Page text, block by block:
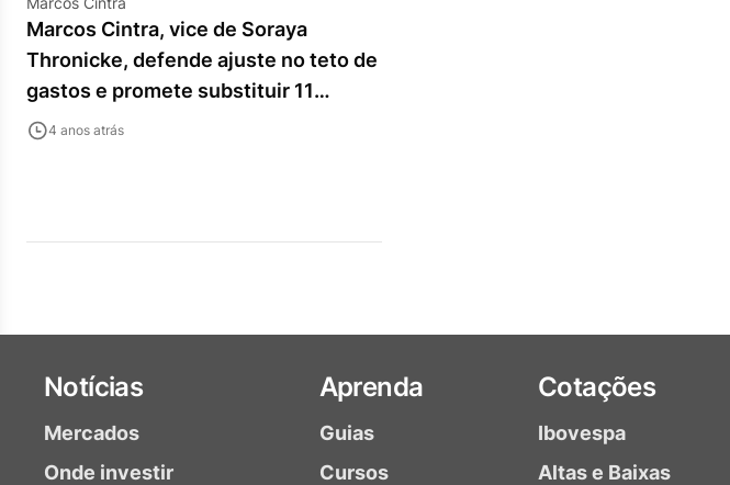
Marcos Cintra, vice de Soraya
Thronicke, defende ajuste no teto de
gastos e promete substituir 11
tributos federais por imposto sobre
4 anos atrás
Notícias
Mercados
Onde investir
Aprenda
Guias
Cursos
Cotações
Ibovespa
Altas e Baixas